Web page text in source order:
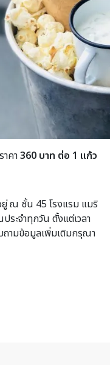
คา360 บาท ต่อ 1 แก้ว
ณ ชั้น 45 โรงแรม แมริ
ระจำทุกวัน ตั้งแต่เวลา
ถามข้อมูลเพิ่มเติมกรุณา